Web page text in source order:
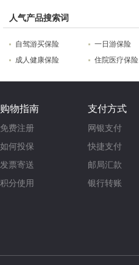
人气产品搜索词
自驾游买保险 一日游保险
成人健康保险
住院医疗保险
购物指南
免费注册
如何投保
发票寄送
积分使用
支付方式
网银支付
快捷支付
邮局汇款
银行转账